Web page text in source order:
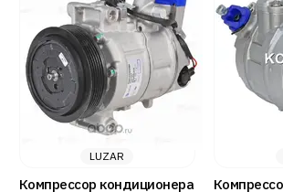
LUZAR
Компрессор кондиционера